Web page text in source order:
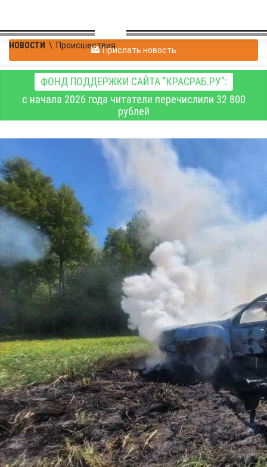
НОВОСТИ \ ПроисшествияПрислать новость
ФОНД ПОДДЕРЖКИ САЙТА "КРАСРАБ.РУ":
с начала 2026 года читатели перечислили 32 800
рублей
Во вторник, 2 июня, в
Красноярском крае
потушили 17 пожаров
Происшествия
03.06.2026 07:15
430